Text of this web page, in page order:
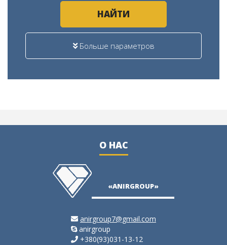
НАЙТИ
Больше параметров
О НАС
«ANIRGROUP»
anirgroup7@gmail.com
anirgroup
+380(93)031-13-12